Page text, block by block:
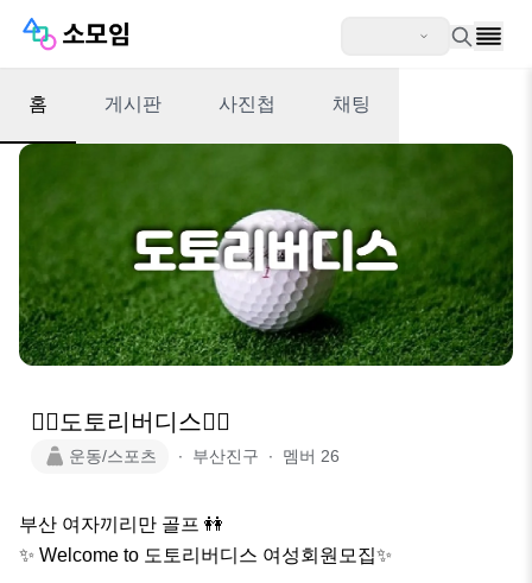
홈 게시판 사진첩 채팅
🏌‍♀️도토리버디스🏌‍♀️
운동/스포츠 ∙ 부산진구 ∙ 멤버 26
부산 여자끼리만 골프 👭
✨ Welcome to 도토리버디스 여성회원모집✨